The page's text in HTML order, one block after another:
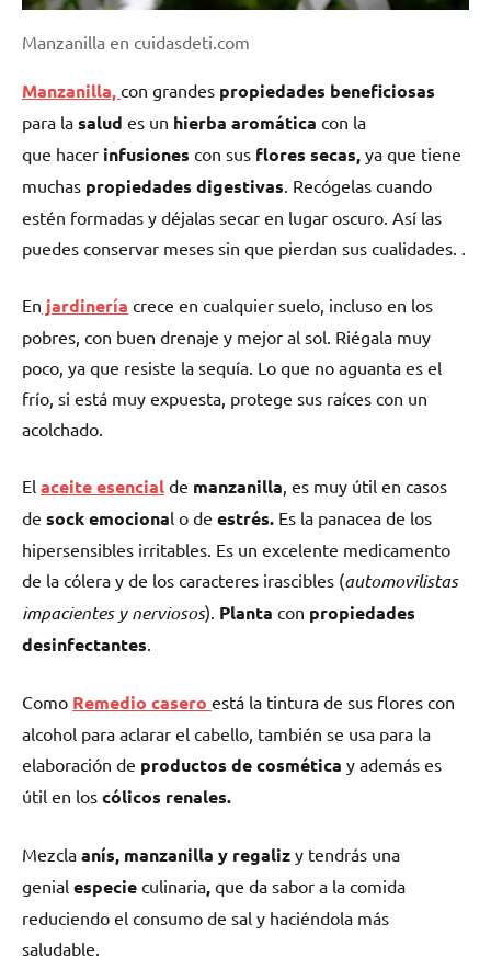
Manzanilla en cuidasdeti.com
Manzanilla, con grandes propiedades beneficiosas
para la salud es un hierba aromática con la
que hacer infusiones con sus flores secas, ya que tiene
muchas propiedades digestivas. Recógelas cuando
estén formadas y déjalas secar en lugar oscuro. Así las
puedes conservar meses sin que pierdan sus cualidades. .
En jardinería crece en cualquier suelo, incluso en los
pobres, con buen drenaje y mejor al sol. Riégala muy
poco, ya que resiste la sequía. Lo que no aguanta es el
frío, si está muy expuesta, protege sus raíces con un
acolchado.
El aceite esencial de manzanilla, es muy útil en casos
de sock emocional o de estrés. Es la panacea de los
hipersensibles irritables. Es un excelente medicamento
de la cólera y de los caracteres irascibles (automovilistas
impacientes y nerviosos). Planta con propiedades
desinfectantes.
Como Remedio casero está la tintura de sus flores con
alcohol para aclarar el cabello, también se usa para la
elaboración de productos de cosmética y además es
útil en los cólicos renales.
Mezcla anís, manzanilla y regaliz y tendrás una
genial especie culinaria, que da sabor a la comida
reduciendo el consumo de sal y haciéndola más
saludable.